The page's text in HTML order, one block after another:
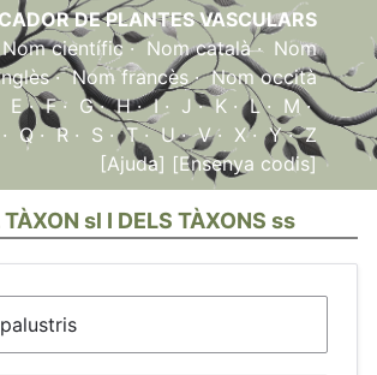
DE PLANTES VASCULARS
Nom científic·Nom català· Nom
·Nom francès·Nom occità
E·F· G·H·I· J ·K ·L· M·
· Q·R · S ·T ·U·V· X·Y·Z
[Ajuda] [Ensenya codis]
TÀXON sl I DELS TÀXONS ss